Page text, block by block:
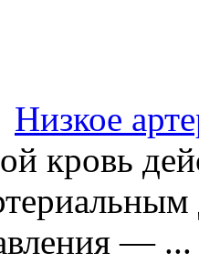
Низкое
кровь
— ...